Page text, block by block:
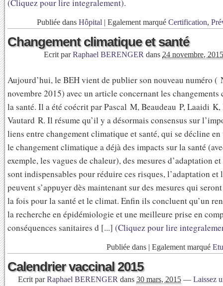
(Cliquez pour lire integralement).
Publiée dans Hôpital | Egalement marqué Certification,
Changement climatique et santé
Ecrit parRaphael BERENGER dans 24 novembre, 2015
Aujourd’hui, le BEH vient de publier son nouveau numéro (
novembre 2015) avec un article concernant les
la santé. Il a été coécrit par Pascal M, Beaudeau P, Laaidi K,
Vautard R. Il résume qu’il y a désormais consensus sur
liens entre changement climatique et santé, qui se décline
le changement climatique a déjà des impacts sur la santé
exemple, les vagues de chaleur), des mesures d’adaptation
sont indispensables pour réduire ces risques, l’adaptation et
peuvent s’appuyer dès maintenant sur des mesures qui
la fois pour la santé et le climat. Enfin ils concluent qu’un
la recherche en épidémiologie et une meilleure prise en
conséquences sanitaires d [...] (Cliquez pour lire
Publiée dans | Egalement marqué
Calendrier vaccinal 2015
Ecrit parRaphael BERENGER dans 30 mars, 2015 — Laissez